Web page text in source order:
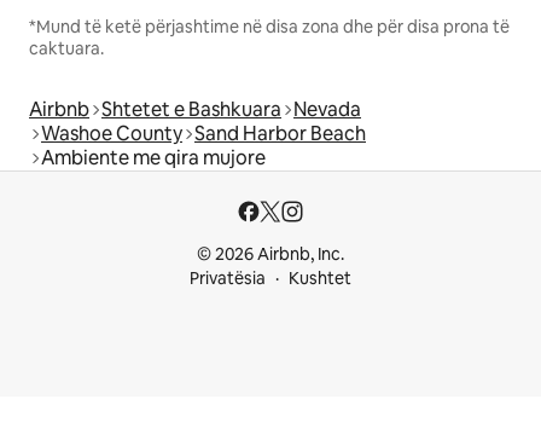
*Mund të ketë përjashtime në disa zona dhe për disa prona të
caktuara.
Airbnb Shtetet e Bashkuara Nevada
Washoe County Sand Harbor Beach
Ambiente me qira mujore
© 2026 Airbnb, Inc.
Privatësia
Kushtet